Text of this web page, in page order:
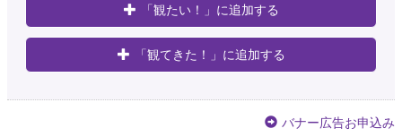
「観たい！」に追加する
「観てきた！」に追加する
バナー広告お申込み